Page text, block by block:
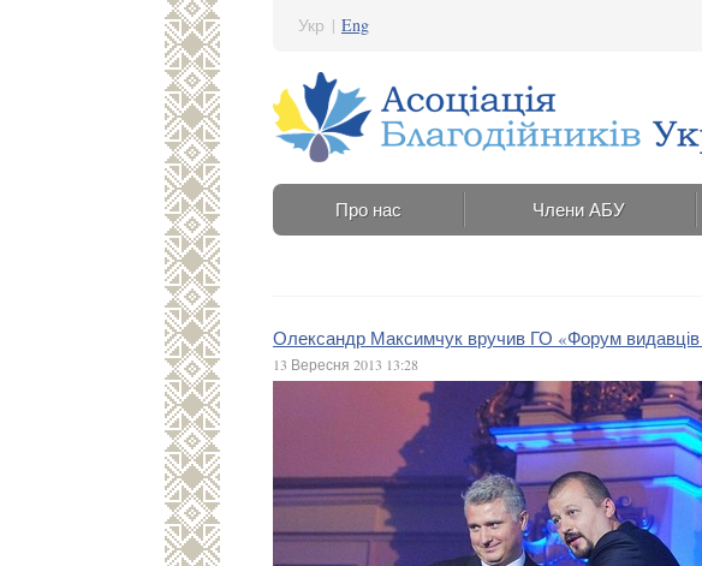
Укр | Eng
Про нас Члени АБУ
Олександр Максимчук вручив ГО «Форум видавців у
13 Вересня 2013 13:28